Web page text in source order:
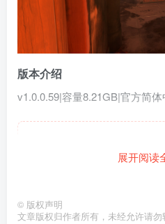
版本介绍
v1.0.0.59|容量8.21GB|官方简
展开阅读
© 版权声明
文章版权归作者所有，未经允许请勿